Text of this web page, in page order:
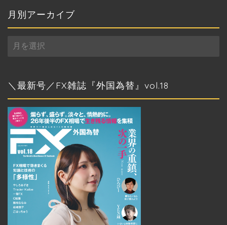
ー
月別アーカイブ
別
カ
＼最新号／FX雑誌『外国為替』vol.18
トップページ